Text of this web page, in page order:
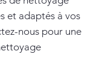
et adaptés à vos
nous pour une